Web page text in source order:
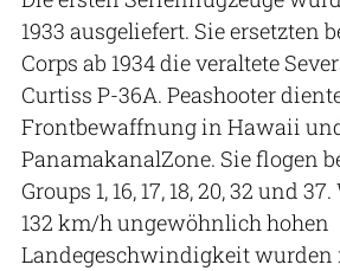
1933 ausgeliefert. Sie ersetzten
Corps ab 1934 die veraltete
Curtiss P-36A. Peashooter
Frontbewaffnung in Hawaii
PanamakanalZone. Sie flogen
Groups 1, 16, 17, 18, 20, 32 und
132 km/h ungewöhnlich hohen
Landegeschwindigkeit wurden